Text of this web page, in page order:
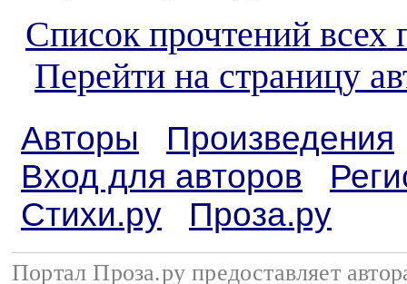
Список прочтений всех
Перейти на страницу
Авторы
Произведения
Вход для авторов
Стихи.ру
Проза.ру
Портал Проза.ру предоставляет